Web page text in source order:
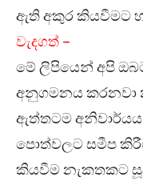
ඇති අකුර කියවීමට
වැදගත් –
මේ ලිපියෙන් අපි
අනුගමනය කරනවා
ඇත්තටම අනිවාර්යය
පොත්වලට සමීප
කියවීම නැකතකට